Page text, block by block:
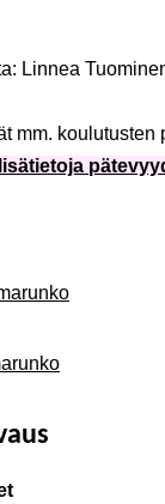
Linnea
mm. koulutusten
nko